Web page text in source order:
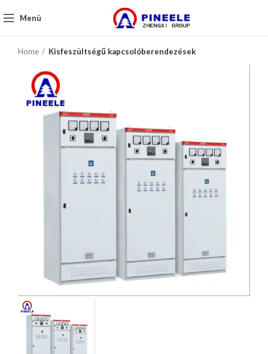
Menü
Home Kisfeszültségű kapcsolóberendezések